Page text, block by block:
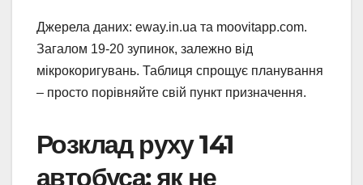
Джерела даних: eway.in.ua та moovitapp.com.
Загалом 19-20 зупинок, залежно від
мікрокоригувань. Таблиця спрощує планування
– просто порівняйте свій пункт призначення.
Розклад руху 141
автобуса: як не